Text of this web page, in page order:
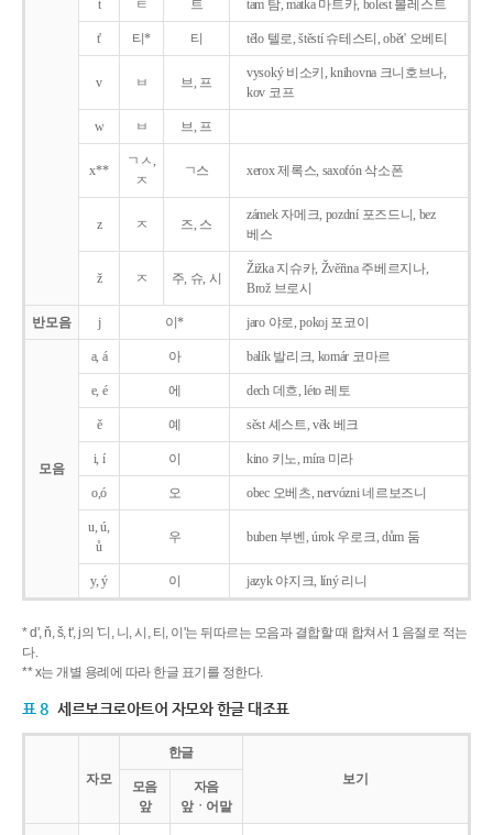
t ㅌ 트 tam 탐, matka 마트카, bolest 볼레스트
t' 티* 티 tělo 텔로, štěstí 슈테스티, obět' 오베티
v ㅂ 브, 프
vysoký 비소키, knihovna 크니호브나,
kov 코프
w ㅂ 브, 프
x**
ㄱㅅ,
ㅈ
ㄱ스 xerox 제록스, saxofón 삭소폰
z ㅈ 즈, 스
zámek 자메크, pozdní 포즈드니, bez
베스
ž ㅈ 주, 슈, 시
Žižka 지슈카, Žvěřina 주베르지나,
Brož 브로시
반모음 j 이* jaro 야로, pokoj 포코이
모음
a, á 아 balík 발리크, komár 코마르
e, é 에 dech 데흐, léto 레토
ě 예 sěst 셰스트, věk 베크
i, í 이 kino 키노, míra 미라
o,ó 오 obec 오베츠, nervózni 네르보즈니
u, ú,
ů
우 buben 부벤, úrok 우로크, dům 둠
y, ý 이 jazyk야지크, líný 리니
* d', ň, š, t', j의 '디, 니, 시, 티, 이'는 뒤따르는 모음과 결합할 때 합쳐서 1 음절로 적는
다.
** x는 개별 용례에 따라 한글 표기를 정한다.
표 8 세르보크로아트어 자모와 한글 대조표
자모
한글
보기
모음
앞
자음
앞ㆍ어말